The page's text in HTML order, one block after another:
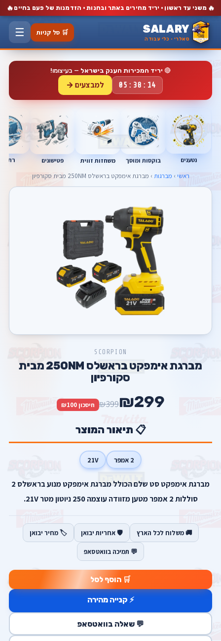
🔥 משני עד ראשון · יריד מחירים באתר ובחנות · הזדמנות של פעם בחיים 🔥
SALARY
סאלרי · כלי עבודה
🛒 סל קניות ☰
🔴 יריד המכירות הענק בישראל — בעיצומו!
05:38:13 למבצעים →
נטענים בוקסות ומוסך משחזות זווית פטישונים
ראשי › מברגות › מברגת אימפקט בראשלס 250NM מבית סקורפיון
SCORPION
מברגת אימפקט בראשלס 250NM מבית
סקורפיון
₪299
₪399 חיסכון ₪100
📋 תיאור המוצר
2 אמפר 21V
מברגת אימפקט סט שלם הכולל מברגת אימפקט מנוע בראשלס 2
סוללות 2 אמפר מטען מזוודה עוצמה 250 ניוטון מטר 21V.
🚚 משלוח לכל הארץ 🛡️ אחריות יבואן 🏷️ מחיר יבואן
💬 תמיכה בוואטסאפ
🛒 הוסף לסל
⚡ קנייה מהירה
💬 שאלה בוואטסאפ